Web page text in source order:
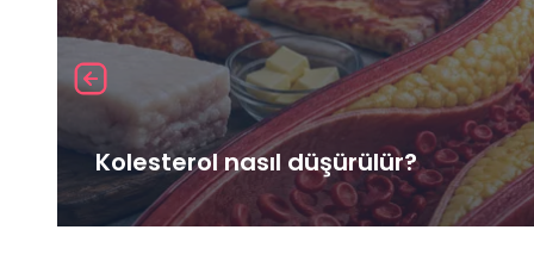
Kolesterol nasıl düşürülür?